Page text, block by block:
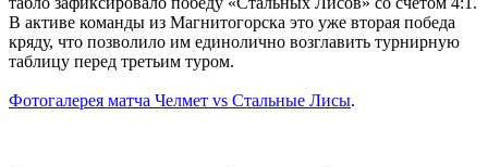
В активе команды из Магнитогорска это уже вторая победа
кряду, что позволило им единолично возглавить турнирную
таблицу перед третьим туром.
Фотогалерея матча Челмет vs Стальные Лисы.